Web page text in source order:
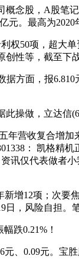
股，A股笔
。最高为2020
项，超大单
性等，截至下
面，报6.810
做，立达信
收复合增加
： 凯格精
讯仅代表做者
增12项；次
，风险自担。
跌0.21%！
0.09元。宝胜